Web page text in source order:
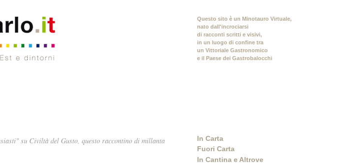
su Civiltà del Gusto, questo raccontino di millanta
Questo sito è un Minotauro Virtuale,
nato dall'incrociarsi
di racconti scritti e visivi,
in un luogo di confine tra
un Vittoriale Gastronomico
e il Paese dei Gastrobalocchi
In Carta
Fuori Carta
In Cantina e Altrove